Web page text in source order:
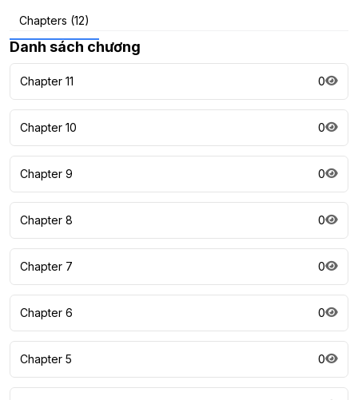
Chapters (12)
Danh sách chương
Chapter 11 0
Chapter 10 0
Chapter 9 0
Chapter 8 0
Chapter 7 0
Chapter 6 0
Chapter 5 0